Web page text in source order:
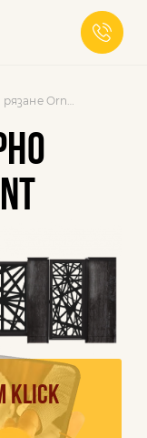
Огради с лазерно рязане Ornament
KLICK